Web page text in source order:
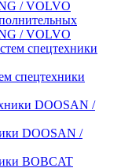
/ VOLVO
спецтехники
DOOSAN /
BOBCAT